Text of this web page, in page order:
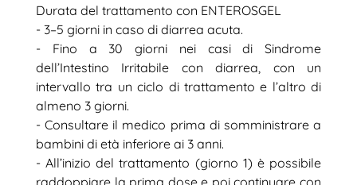
Durata del trattamento con ENTEROSGEL
- 3–5 giorni in caso di diarrea acuta.
- Fino a 30 giorni nei casi di Sindrome
dell’Intestino Irritabile con diarrea, con un
intervallo tra un ciclo di trattamento e l’altro di
almeno 3 giorni.
- Consultare il medico prima di somministrare a
bambini di età inferiore ai 3 anni.
- All’inizio del trattamento (giorno 1) è possibile
raddoppiare la prima dose e poi continuare con